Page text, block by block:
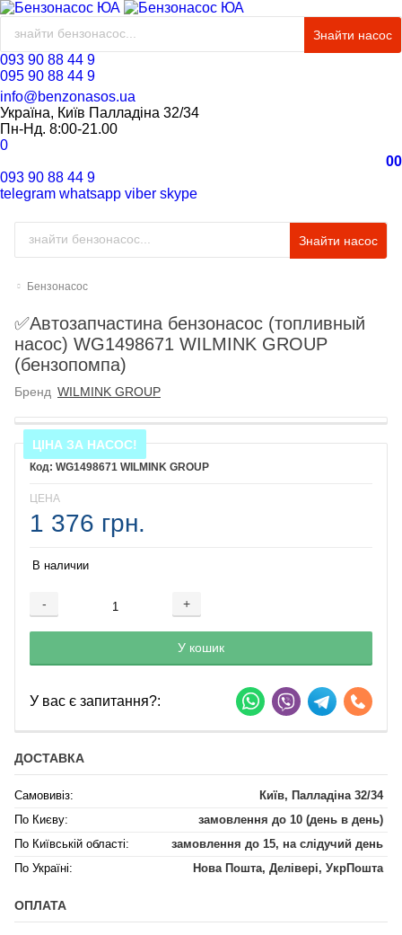
Знайти насос
093 90 88 44 9
095 90 88 44 9
info@benzonasos.ua
Україна, Київ Палладіна 32/34
Пн-Нд. 8:00-21.00
0
00
093 90 88 44 9
telegram whatsapp viber skype
Знайти насос
Бензонасос
✅Автозапчастина бензонасос (топливный
насос) WG1498671 WILMINK GROUP
(бензопомпа)
Бренд WILMINK GROUP
ЦІНА ЗА НАСОС!
WG1498671 WILMINK GROUP
ЦЕНА
1 376 грн.
В наличии
- +
Добавляется...
У кошик
Добавлен
У вас є запитання?:
ДОСТАВКА
Самовивіз:
Київ, Палладіна 32/34
По Києву:
замовлення до 10 (день в день)
По Київській області:
замовлення до 15, на слідучий день
По Україні:
Нова Пошта, Делівері, УкрПошта
ОПЛАТА